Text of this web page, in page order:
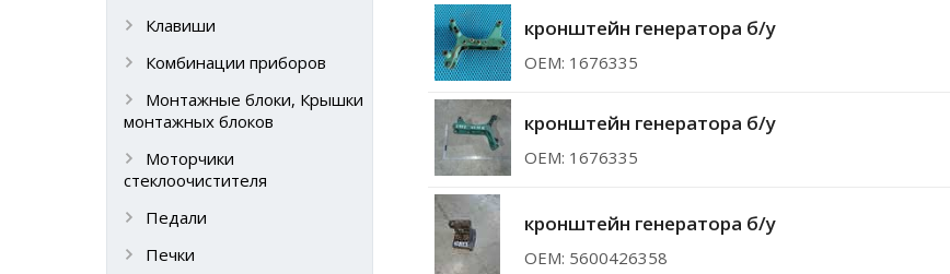
Клавиши
Комбинации приборов
Монтажные блоки, Крышки
монтажных блоков
Моторчики
стеклоочистителя
Педали
Печки
кронштейн генератора б/у
ОЕМ: 1676335
кронштейн генератора б/у
ОЕМ: 1676335
кронштейн генератора б/у
ОЕМ: 5600426358